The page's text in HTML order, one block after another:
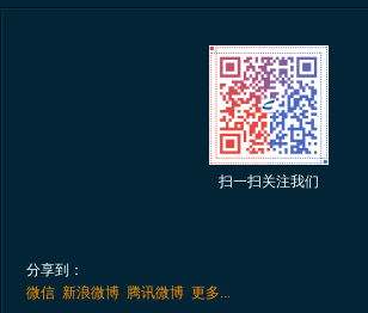
扫一扫关注我们
分享到：
微信 新浪微博 腾讯微博 更多...